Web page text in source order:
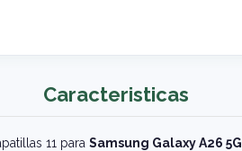
Caracteristicas
11 para Samsung Galaxy A26 5G